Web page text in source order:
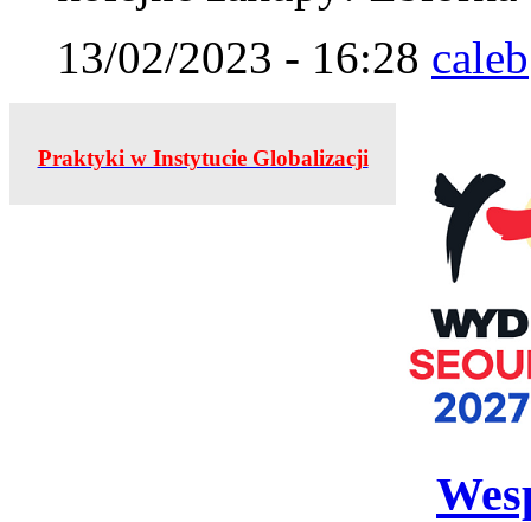
13/02/2023 - 16:28 caleb
Praktyki w Instytucie Globalizacji